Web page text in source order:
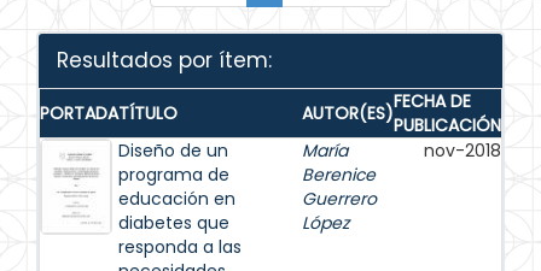
Resultados por ítem:
PORTADATÍTULO AUTOR(ES)FECHA DE
PUBLICACIÓN
Diseño de un
programa de
educación en
diabetes que
responda a las
María
Berenice
Guerrero
López
nov-2018